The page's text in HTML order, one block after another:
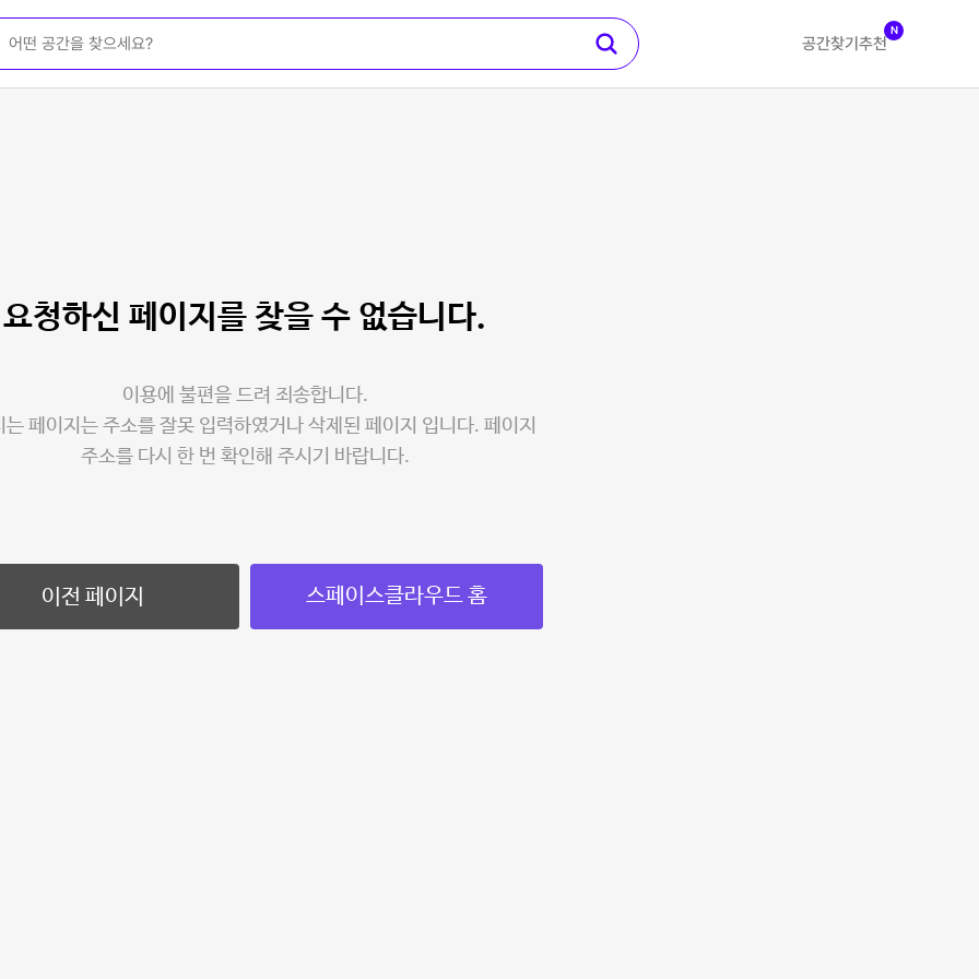
공간찾기 추천
N
요청하신 페이지를 찾을 수 없습니다.
이용에 불편을 드려 죄송합니다.
는 페이지는 주소를 잘못 입력하였거나 삭제된 페이지 입니다. 페이지
주소를 다시 한 번 확인해 주시기 바랍니다.
이전 페이지 스페이스클라우드 홈